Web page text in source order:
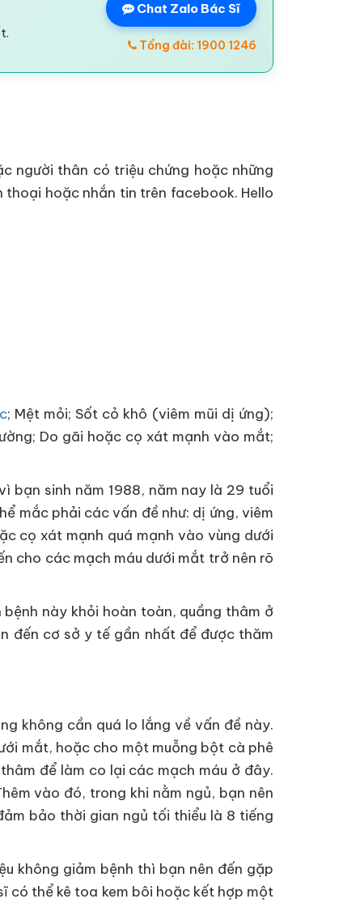
Chat Zalo Bác Sĩ
Tổng đài: 1900 1246
người thân có triệu chứng hoặc những
hoặc nhắn tin trên facebook. Hello
; Mệt mỏi; Sốt cỏ khô (viêm mũi dị ứng);
Do gãi hoặc cọ xát mạnh vào mắt;
bạn sinh năm 1988, năm nay là 29 tuổi
mắc phải các vấn đề như: dị ứng, viêm
cọ xát mạnh quá mạnh vào vùng dưới
cho các mạch máu dưới mắt trở nên rõ
này khỏi hoàn toàn, quầng thâm ở
đến cơ sở y tế gần nhất để được thăm
không cần quá lo lắng về vấn đề này.
mắt, hoặc cho một muỗng bột cà phê
để làm co lại các mạch máu ở đây.
vào đó, trong khi nằm ngủ, bạn nên
bảo thời gian ngủ tối thiểu là 8 tiếng
không giảm bệnh thì bạn nên đến gặp
có thể kê toa kem bôi hoặc kết hợp một